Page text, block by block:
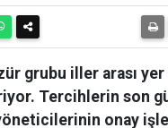
grubu iller arası
Tercihlerin son
onay